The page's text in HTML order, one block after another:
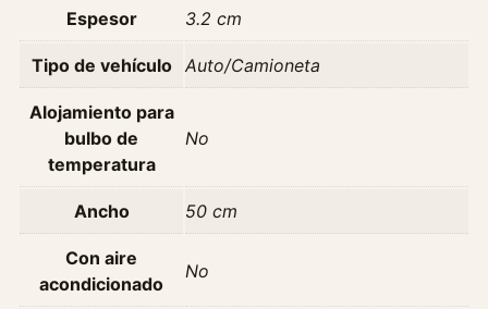
Espesor 3.2 cm
Tipo de vehículo Auto/Camioneta
Alojamiento para
bulbo de
temperatura
No
Ancho 50 cm
Con aire
acondicionado
No